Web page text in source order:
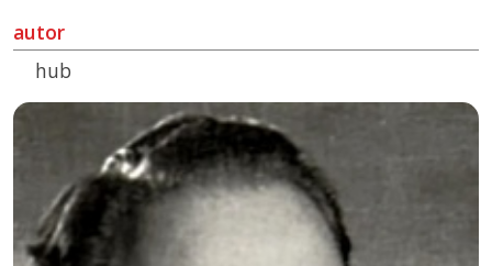
autor
hub